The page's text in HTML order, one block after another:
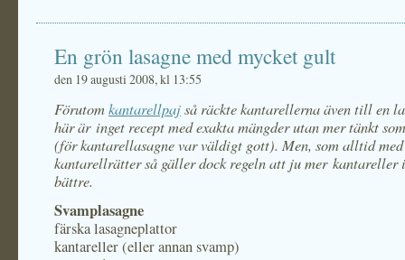
En grön lasagne med mycket gult
den 19 augusti 2008, kl 13:55
Förutomkantarellpajså räckte kantarellerna även till en
här är inget recept med exakta mängder utan mer tänkt
(för kantarellasagne var väldigt gott). Men, som alltid med
kantarellrätter så gäller dock regeln att ju mer kantareller
bättre.
Svamplasagne
färska lasagneplattor
kantareller (eller annan svamp)